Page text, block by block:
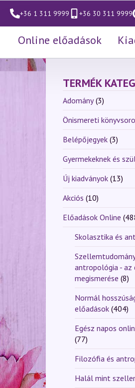
+36 1 311 9999 +36 30 311 9999
Online előadások
TERMÉK
Adomány (3)
Önismereti
Belépőjegyek (3)
Gyermekeknek és
Új kiadványok (13)
Akciós (10)
Előadások Online
Skolasztika és
antropológia - az
megismerése (8)
Normál
előadások (404)
Egész napos
(77)
Filozófia és
Halál mint